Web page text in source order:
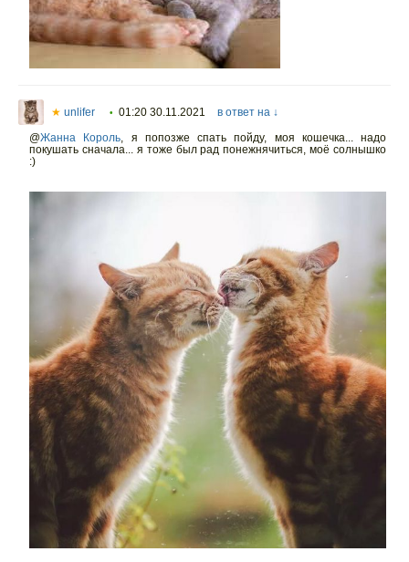
★ unlifer • 01:20 30.11.2021
в ответ на ↓
@Жанна Король, я попозже спать пойду, моя кошечка... надо
покушать сначала... я тоже был рад понежнячиться, моё солнышко
:)